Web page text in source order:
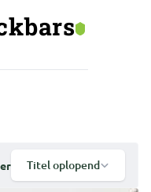
Titel oplopend